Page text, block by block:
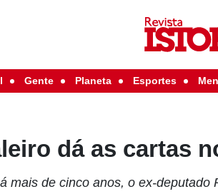
Gente Planeta Esportes
dá as cartas
mais de cinco anos, o ex-